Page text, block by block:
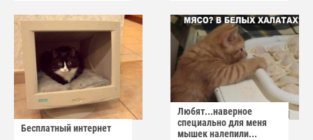
Бесплатный интернет
Любят...наверное
специально для меня
мышек налепили...